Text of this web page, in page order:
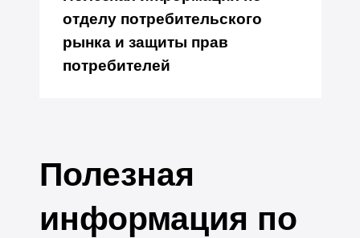
отделу потребительского
рынка и защиты прав
потребителей
Полезная
информация по